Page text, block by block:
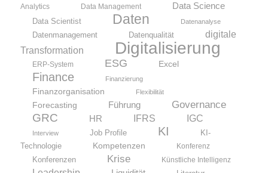
Analytics
Data Management Data Science
Data Scientist Daten Datenanalyse
Datenmanagement Datenqualität
digitale
Transformation
Digitalisierung
ERP-System ESG Excel
Finance Finanzierung
Finanzorganisation Flexibilität
Forecasting Führung Governance
GRC HR IFRS IGC
Interview Job Profile KI
KI-
Technologie
Kompetenzen
Konferenz
Konferenzen
Krise Künstliche Intelligenz